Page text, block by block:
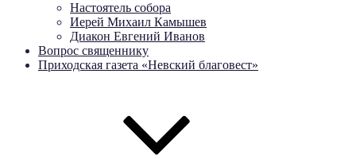
Настоятель собора
Иерей Михаил Камышев
Диакон Евгений Иванов
Вопрос священнику
Приходская газета «Невский благовест»